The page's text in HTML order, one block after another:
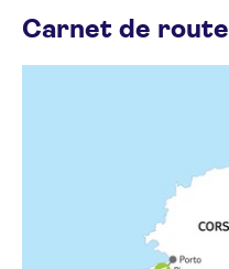
Carnet de route